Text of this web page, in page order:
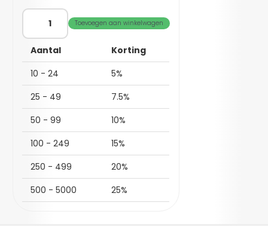
Fixy
Diamant
M
aantal
Toevoegen aan winkelwagen
Aantal
Korting
10 - 24
5%
25 - 49
7.5%
50 - 99
10%
100 - 249
15%
250 - 499
20%
500 - 5000
25%